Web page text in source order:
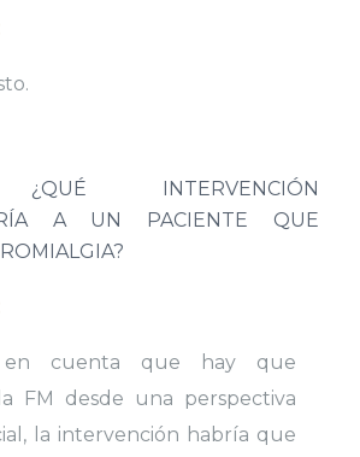
INTERVENCIÓN
A UN PACIENTE QUE
en cuenta que hay que
FM desde una perspectiva
la intervención habría que